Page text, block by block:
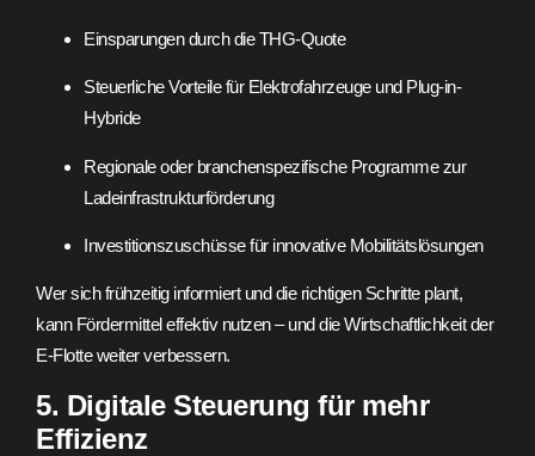
Einsparungen durch die THG-Quote
Steuerliche Vorteile für Elektrofahrzeuge und Plug-in-
Hybride
Regionale oder branchenspezifische Programme zur
Ladeinfrastrukturförderung
Investitionszuschüsse für innovative Mobilitätslösungen
Wer sich frühzeitig informiert und die richtigen Schritte plant,
kann Fördermittel effektiv nutzen – und die Wirtschaftlichkeit der
E-Flotte weiter verbessern.
5. Digitale Steuerung für mehr
Effizienz